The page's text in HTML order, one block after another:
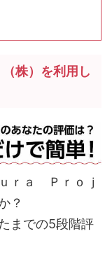
株）を利用し
ｒａ Ｐｒｏｊ
？
までの5段階評